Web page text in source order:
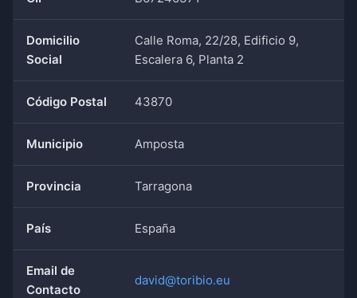
Domicilio
Social
Calle Roma, 22/28, Edificio 9,
Escalera 6, Planta 2
Código Postal 43870
Municipio Amposta
Provincia Tarragona
País España
Email de
Contacto
david@toribio.eu